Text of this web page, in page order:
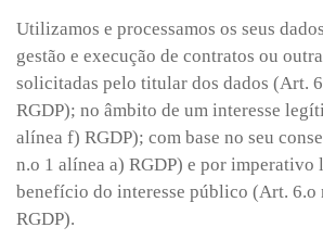
Utilizamos e processamos os seus
gestão e execução de contratos ou
solicitadas pelo titular dos dados (Art.
RGDP); no âmbito de um interesse
alínea f) RGDP); com base no seu
n.o 1 alínea a) RGDP) e por imperativo
benefício do interesse público (Art. 6.o
RGDP).